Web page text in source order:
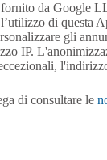
da Google
di
gli
IP.
di consultare le